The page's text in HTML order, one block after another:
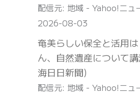
配信元: 地域 - Yahoo!ニュ
2026-08-03
奄美らしい保全と活用
ん、自然遺産について
海日日新聞)
配信元: 地域 - Yahoo!ニュ